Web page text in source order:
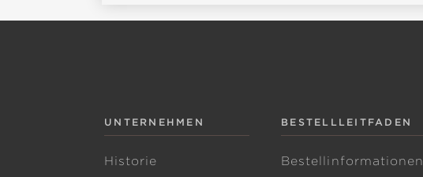
UNTERNEHMEN
Historie
BESTELLLEITFADEN
Bestellinformationen